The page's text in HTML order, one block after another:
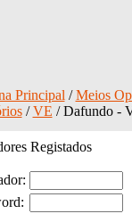
Principal /Meios
/VE / Dafundo -
Registados